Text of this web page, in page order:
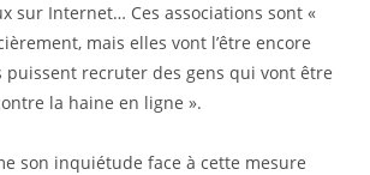
sur Internet… Ces associations sont «
mais elles vont l’être encore
puissent recruter des gens qui vont être
la haine en ligne ».
son inquiétude face à cette mesure